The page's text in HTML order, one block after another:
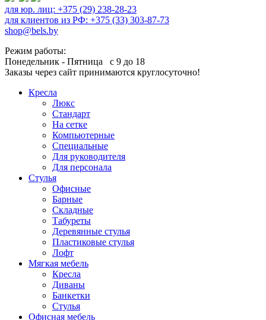
для юр. лиц: +375 (29) 238-28-23
для клиентов из РФ: +375 (33) 303-87-73
shop@bels.by
Режим работы:
Понедельник - Пятница с 9 до 18
Заказы через сайт принимаются круглосуточно!
Кресла
Люкс
Стандарт
На сетке
Компьютерные
Специальные
Для руководителя
Для персонала
Стулья
Офисные
Барные
Складные
Табуреты
Деревянные стулья
Пластиковые стулья
Лофт
Мягкая мебель
Кресла
Диваны
Банкетки
Стулья
Офисная мебель